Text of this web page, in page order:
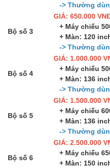
-> Thường
Bộ số 3
GIÁ: 650.000
+ Máy chiếu
+ Màn: 120
-> Thường
Bộ số 4
GIÁ: 1.000.000
+ Máy chiếu
+ Màn: 136
-> Thường
Bộ số 5
GIÁ: 1.500.000
+ Máy chiếu
+ Màn: 136
-> Thường
Bộ số 6
GIÁ: 2.500.000
+ Máy chiếu
+ Màn: 150